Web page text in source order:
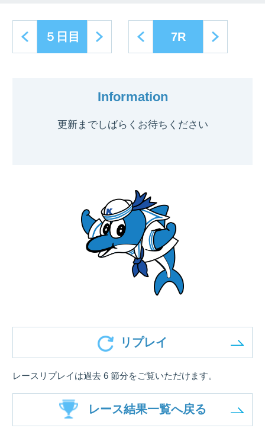
５日目
next prev 7R
next
Information
更新までしばらくお待ちください
リプレイ
レースリプレイは過去 6 節分をご覧いただけます。
レース結果一覧へ戻る